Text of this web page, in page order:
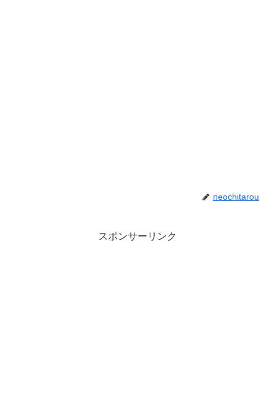
neochitarou
スポンサーリンク